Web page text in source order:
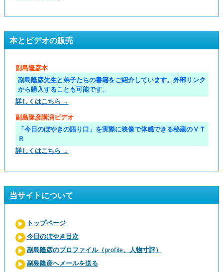
本とビデオの販売
副島隆彦本
副島隆彦先生と弟子たちの書籍をご紹介しています。外部リンク
から購入することも可能です。
詳しくはこちら →
副島隆彦講演ビデオ
「今日のぼやきの語り口」を実際に映像で体感できる秘蔵のＶＴ
Ｒ
詳しくはこちら →
当サイトについて
トップページ
今日のぼやき目次
副島隆彦のプロファイル（profile、人物寸評）
副島隆彦へメールを送る